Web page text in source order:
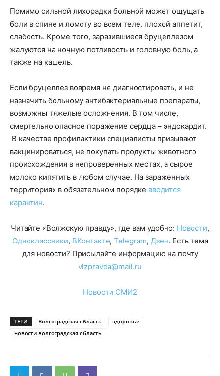
Помимо сильной лихорадки больной может ощущать
боли в спине и ломоту во всем теле, плохой аппетит,
слабость. Кроме того, заразившиеся бруцеллезом
жалуются на ночную потливость и головную боль, а
также на кашель.
Если бруцеллез вовремя не диагностировать, и не
назначить больному антибактериальные препараты,
возможны тяжелые осложнения. В том числе,
смертельно опасное поражение сердца – эндокардит.
В качестве профилактики специалисты призывают
вакцинироваться, не покупать продукты животного
происхождения в непроверенных местах, а сырое
молоко кипятить в любом случае. На зараженных
территориях в обязательном порядке вводится
карантин.
Читайте «Волжскую правду», где вам удобно: Новости,
Одноклассники, ВКонтакте, Telegram, Дзен. Есть тема
для новости? Присылайте информацию на почту
vlzpravda@mail.ru
Новости СМИ2
ТЕГИ Волгоградская область
здоровье
новости волгоградская область